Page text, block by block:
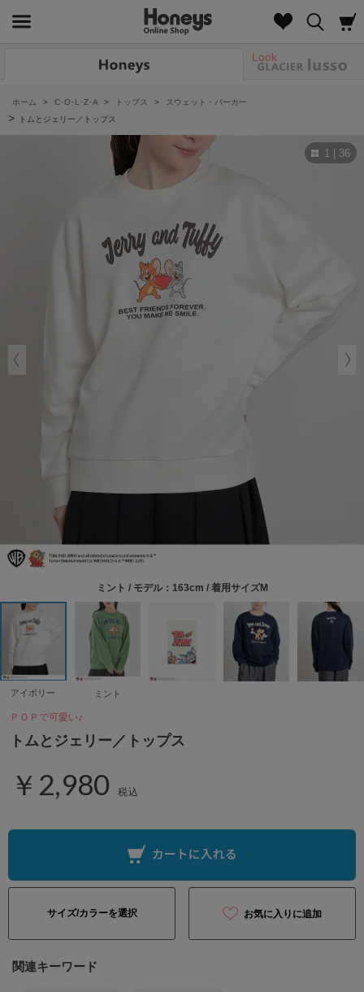
Look
ホーム > C･O･L･Z･A > トップス > スウェット・パーカー
> トムとジェリー／トップス
1 | 36
ミント / モデル：163cm / 着用サイズM
アイボリー ミント
ＰＯＰで可愛い♪
トムとジェリー／トップス
￥2,980 税込
サイズ/カラーを選択 お気に入りに追加
関連キーワード